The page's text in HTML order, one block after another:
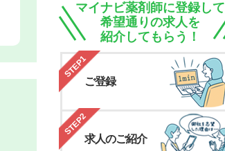
マイナビ薬剤師に登録して
希望通りの求人を
紹介してもらう！
STEP1
ご登録
STEP2
求人のご紹介